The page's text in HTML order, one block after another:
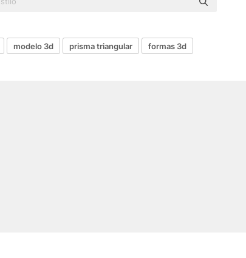
modelo 3d prisma triangular formas 3d